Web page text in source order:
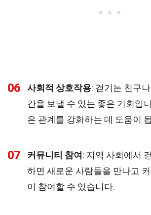
06 사회적 상호작용: 걷기는 친구
간을 보낼 수 있는 좋은 기회입
은 관계를 강화하는 데 도움이
07 커뮤니티 참여 : 지역 사회에서
하면 새로운 사람들을 만나고
이 참여할 수 있습니다.